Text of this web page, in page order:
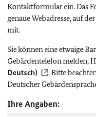
Kontaktformular ein. Das
genaue Webadresse, auf
mit.
Sie können eine etwaige
Gebärdentelefon melden,
Deutsch)
. Bitte
Deutscher
Ihre Angaben: